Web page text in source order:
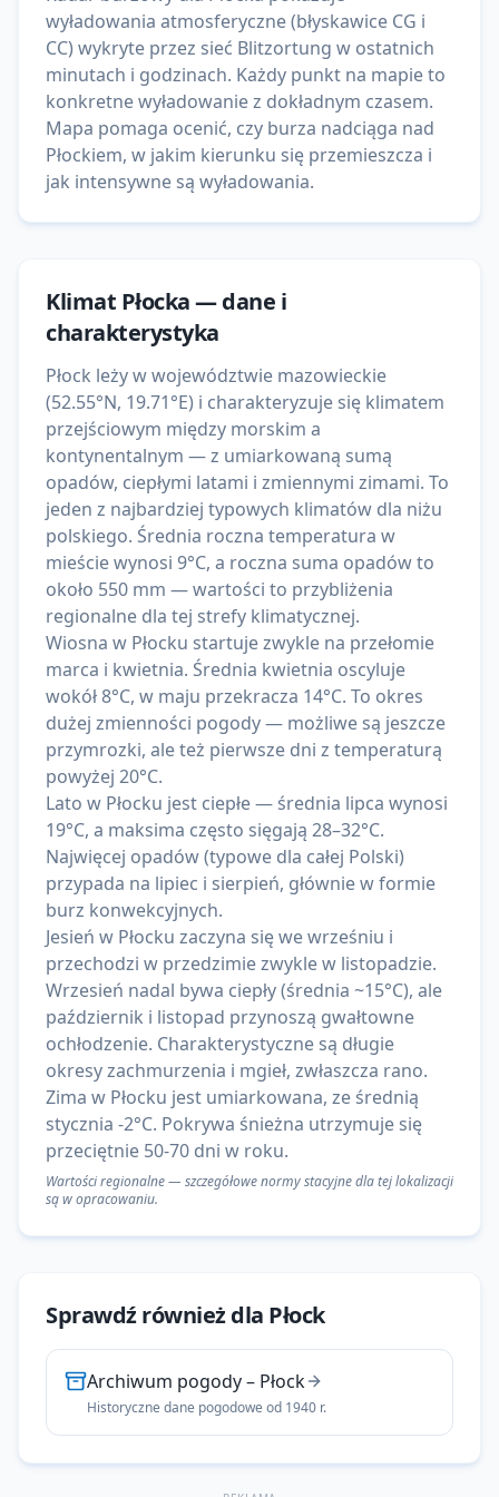
wyładowania atmosferyczne (błyskawice CG i
CC) wykryte przez sieć Blitzortung w ostatnich
minutach i godzinach. Każdy punkt na mapie to
konkretne wyładowanie z dokładnym czasem.
Mapa pomaga ocenić, czy burza nadciąga nad
Płockiem, w jakim kierunku się przemieszcza i
jak intensywne są wyładowania.
Klimat Płocka— dane i
charakterystyka
Płock leży w województwie mazowieckie
(52.55°N, 19.71°E) i charakteryzuje się klimatem
przejściowym między morskim a
kontynentalnym — z umiarkowaną sumą
opadów, ciepłymi latami i zmiennymi zimami. To
jeden z najbardziej typowych klimatów dla niżu
polskiego. Średnia roczna temperatura w
mieście wynosi 9°C, a roczna suma opadów to
około 550 mm — wartości to przybliżenia
regionalne dla tej strefy klimatycznej.
Wiosna w Płocku startuje zwykle na przełomie
marca i kwietnia. Średnia kwietnia oscyluje
wokół 8°C, w maju przekracza 14°C. To okres
dużej zmienności pogody — możliwe są jeszcze
przymrozki, ale też pierwsze dni z temperaturą
powyżej 20°C.
Lato w Płocku jest ciepłe — średnia lipca wynosi
19°C, a maksima często sięgają 28–32°C.
Najwięcej opadów (typowe dla całej Polski)
przypada na lipiec i sierpień, głównie w formie
burz konwekcyjnych.
Jesień w Płocku zaczyna się we wrześniu i
przechodzi w przedzimie zwykle w listopadzie.
Wrzesień nadal bywa ciepły (średnia ~15°C), ale
październik i listopad przynoszą gwałtowne
ochłodzenie. Charakterystyczne są długie
okresy zachmurzenia i mgieł, zwłaszcza rano.
Zima w Płocku jest umiarkowana, ze średnią
stycznia -2°C. Pokrywa śnieżna utrzymuje się
przeciętnie 50-70 dni w roku.
Wartości regionalne — szczegółowe normy stacyjne dla tej lokalizacji
są w opracowaniu.
Sprawdź również dla Płock
Archiwum pogody– Płock
Historyczne dane pogodowe od 1940 r.